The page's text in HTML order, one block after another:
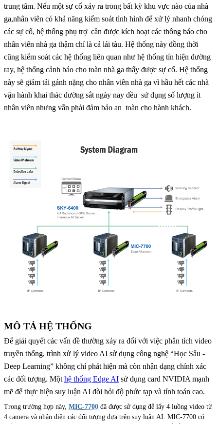
trung tâm. Nếu một sự cố xảy ra trong bất kỳ khu vực nào của nhà
ga,nhân viên có khả năng kiểm soát tình hình để xử lý nhanh chóng
các sự cố, hệ thống phụ trợ cần được kích hoạt các thông báo cho
nhân viên nhà ga thậm chí là cả lái tàu. Hệ thống này đồng thời
cũng kiểm soát các hệ thống liên quan như hệ thống tín hiện đường
ray, hệ thống cảnh báo cho toàn nhà ga thấy được sự cố. Hệ thống
này sẽ giảm tải gánh nặng cho nhân viên nhà ga vì hầu hết các nhà
vận hành khai thác đường sắt ngày nay đều sử dụng số lượng ít
nhân viên nhưng vẫn phải đảm bảo an toàn cho hành khách.
MÔ TẢ HỆ THỐNG
Để giải quyết các vấn đề thường xảy ra đối với việc phân tích video
truyền thống, trình xử lý video AI sử dụng công nghệ “Học Sâu -
Deep Learning” không chỉ phát hiện mà còn nhận dạng chính xác
các đối tượng. Một hệ thống Edge AI sử dụng card NVIDIA mạnh
mẽ để thực hiện suy luận AI đòi hỏi độ phức tạp và tính toán cao.
Trong trường hợp này, MIC-7700 đã được sử dụng để lấy 4 luồng video từ
4 camera và nhận diện các đối tượng dựa trên suy luận AI. MIC-7700 có